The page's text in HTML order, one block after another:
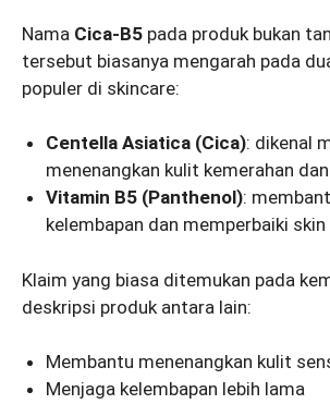
Nama Cica-B5 pada produk bukan
tersebut biasanya mengarah pada
populer di skincare:
Centella Asiatica (Cica): dikenal
menenangkan kulit kemerahan
Vitamin B5 (Panthenol):
kelembapan dan memperbaiki
Klaim yang biasa ditemukan pada
deskripsi produk antara lain:
Membantu menenangkan kulit
Menjaga kelembapan lebih lama